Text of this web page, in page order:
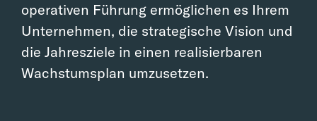
operativen Führung ermöglichen es Ihrem
Unternehmen, die strategische Vision und
die Jahresziele in einen realisierbaren
Wachstumsplan umzusetzen.